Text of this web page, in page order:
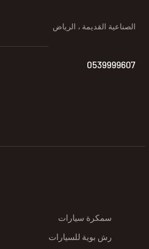
الصناعية القديمة ، الرياض
0539999607
سمكرة سيارات
رش بوية للسيارات